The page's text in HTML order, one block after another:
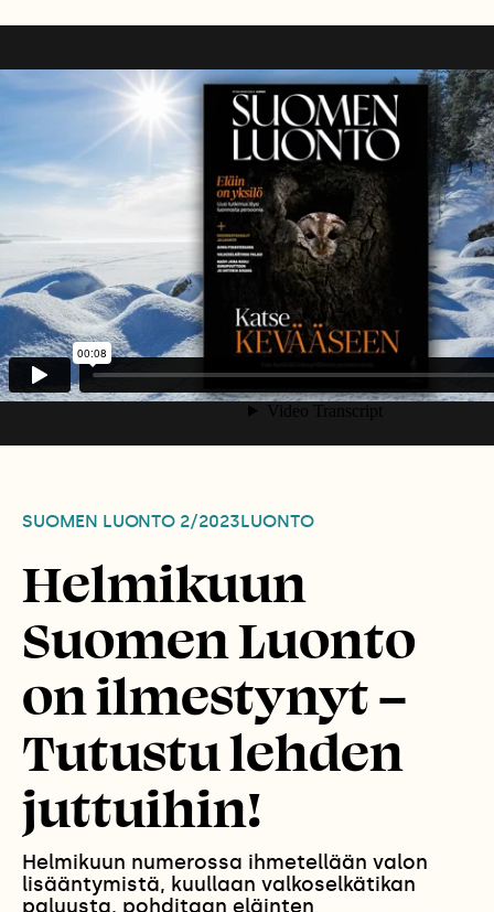
SUOMEN LUONTO 2/2023LUONTO
Helmikuun
Suomen Luonto
on ilmestynyt –
Tutustu lehden
juttuihin!
Helmikuun numerossa ihmetellään valon
lisääntymistä, kuullaan valkoselkätikan
paluusta, pohditaan eläinten